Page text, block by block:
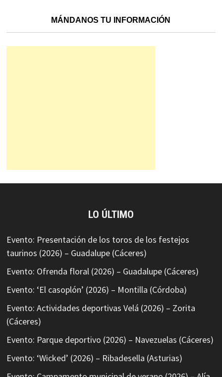
MÁNDANOS TU INFORMACIÓN
LO ÚLTIMO
Evento: Presentación de los toros de los festejos
taurinos (2026) – Guadalupe (Cáceres)
Evento: Ofrenda floral (2026) – Guadalupe (Cáceres)
Evento: ‘El casoplón’ (2026) – Montilla (Córdoba)
Evento: Actividades deportivas Velá (2026) – Zorita
(Cáceres)
Evento: Parque deportivo (2026) – Navezuelas (Cáceres)
Evento: ‘Wicked’ (2026) – Ribadesella (Asturias)